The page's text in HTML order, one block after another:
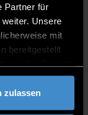
Partner für
Unsere
mit
bereitgestellt
zulassen
aus